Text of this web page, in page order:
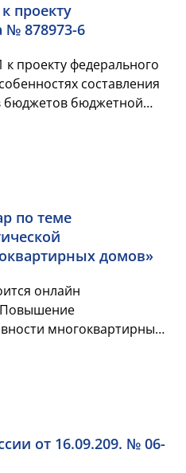
проекту
№ 878973-6
федерального
составления
бюджетной
по теме
домов»
онлайн
многоквартирных
от 16.09.209. № 06-